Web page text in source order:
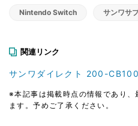
Nintendo Switch サンワサ
関連リンク
サンワダイレクト 200-
※本記事は掲載時点の情報であり、
ます。予めご了承ください。